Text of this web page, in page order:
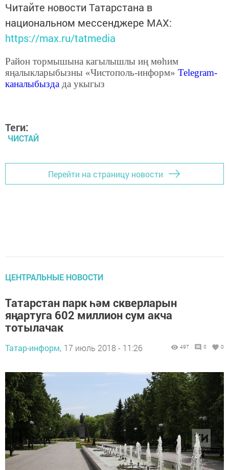
Читайте новости Татарстана в
национальном мессенджере MАХ:
https://max.ru/tatmedia
Район тормышына кагылышлы иң мөһим
яңалыкларыбызны «Чистополь-информ» Telegram-
каналыбызда да укыгыз
Теги:
ЧИСТАЙ
Перейти на страницу новости
ЦЕНТРАЛЬНЫЕ НОВОСТИ
Татарстан парк һәм скверларын
яңартуга 602 миллион сум акча
тотылачак
Татар-информ, 17 июль 2018 - 11:26 497 0 0